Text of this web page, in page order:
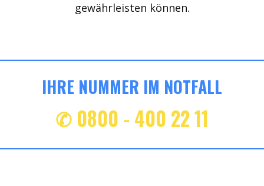
gewährleisten können.
IHRE NUMMER IM NOTFALL
✆ 0800 - 400 22 11